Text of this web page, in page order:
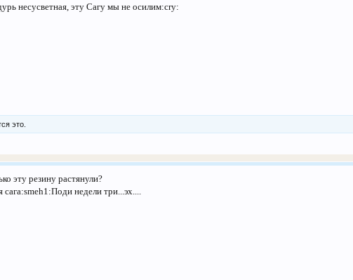
несусветная, эту Сагу мы не осилим:cry:
это.
эту резину растянули?
недели три...эх....